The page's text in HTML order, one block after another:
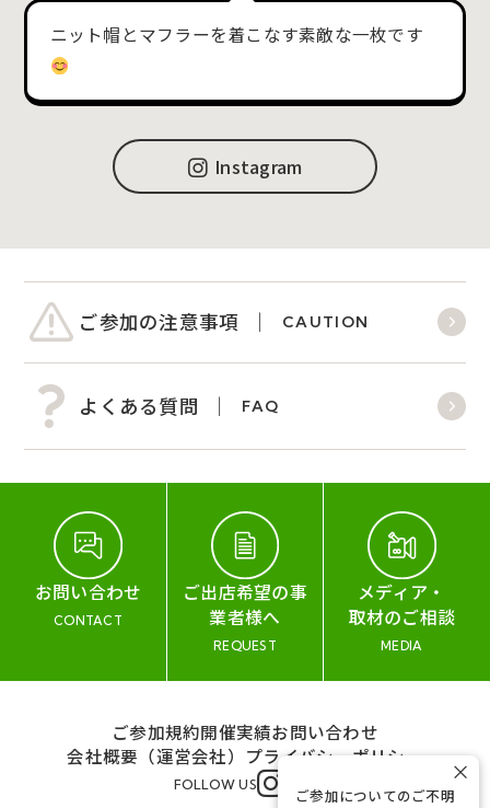
ニット帽とマフラーを着こなす素敵な一枚です
Instagram
ご参加の注意事項 CAUTION
よくある質問 FAQ
お問い合わせ
CONTACT
ご出店希望の事
業者様へ
REQUEST
メディア・
取材のご相談
MEDIA
ご参加規約開催実績お問い合わせ
会社概要（運営会社） プライバシーポリシー
FOLLOW US
ご参加についてのご不明
×